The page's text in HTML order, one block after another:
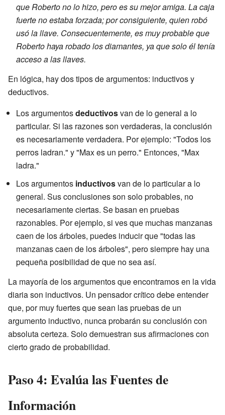
que Roberto no lo hizo, pero es su mejor amiga. La caja
fuerte no estaba forzada; por consiguiente, quien robó
usó la llave. Consecuentemente, es muy probable que
Roberto haya robado los diamantes, ya que solo él tenía
acceso a las llaves.
En lógica, hay dos tipos de argumentos: inductivos y
deductivos.
Los argumentosdeductivosvan de lo general a lo
particular. Si las razones son verdaderas, la conclusión
es necesariamente verdadera. Por ejemplo: "Todos los
perros ladran." y "Max es un perro." Entonces, "Max
ladra."
Los argumentos inductivosvan de lo particular a lo
general. Sus conclusiones son solo probables, no
necesariamente ciertas. Se basan en pruebas
razonables. Por ejemplo, si ves que muchas manzanas
caen de los árboles, puedes inducir que "todas las
manzanas caen de los árboles", pero siempre hay una
pequeña posibilidad de que no sea así.
La mayoría de los argumentos que encontramos en la vida
diaria son inductivos. Un pensador crítico debe entender
que, por muy fuertes que sean las pruebas de un
argumento inductivo, nunca probarán su conclusión con
absoluta certeza. Solo demuestran sus afirmaciones con
cierto grado de probabilidad.
Paso 4: Evalúa las Fuentes de
Información